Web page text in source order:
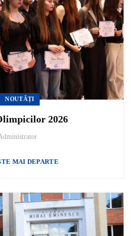
NOUTĂȚI
2026
MAI DEPARTE